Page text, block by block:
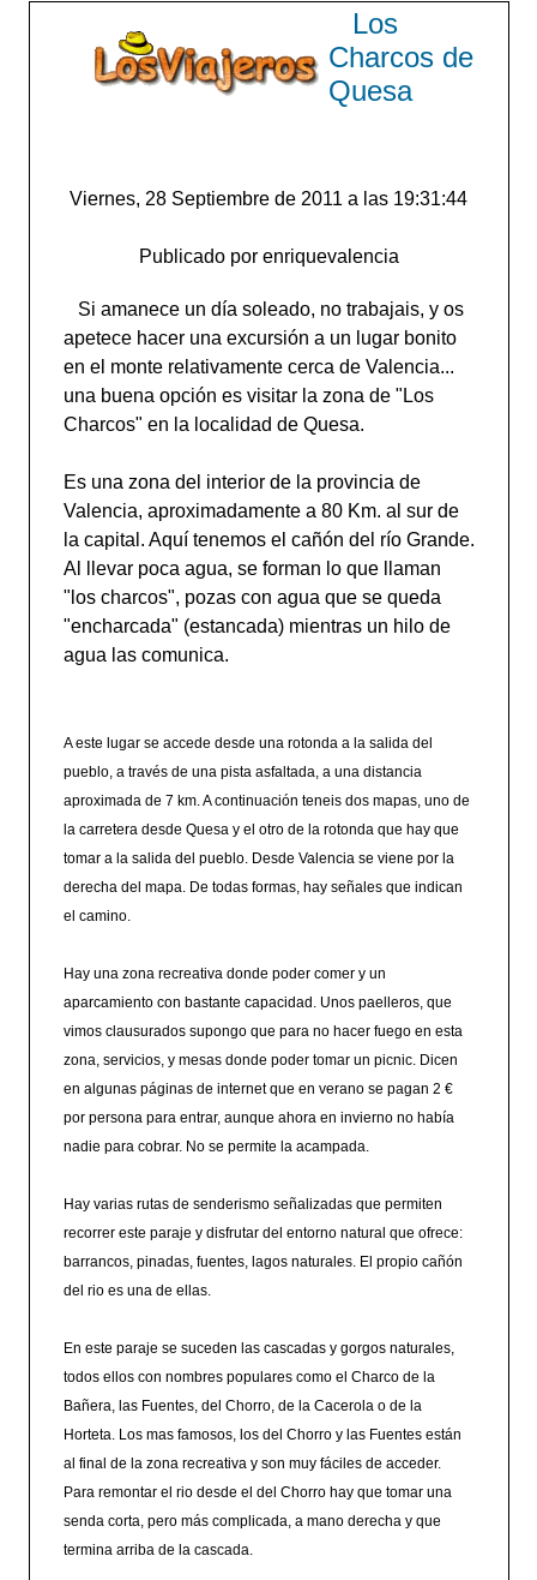
Los
Charcos de
Quesa
Viernes, 28 Septiembre de 2011 a las 19:31:44
Publicado por enriquevalencia
Si amanece un día soleado, no trabajais, y os
apetece hacer una excursión a un lugar bonito
en el monte relativamente cerca de Valencia...
una buena opción es visitar la zona de "Los
Charcos" en la localidad de Quesa.
Es una zona del interior de la provincia de
Valencia, aproximadamente a 80 Km. al sur de
la capital. Aquí tenemos el cañón del río Grande.
Al llevar poca agua, se forman lo que llaman
"los charcos", pozas con agua que se queda
"encharcada" (estancada) mientras un hilo de
agua las comunica.
A este lugar se accede desde una rotonda a la salida del
pueblo, a través de una pista asfaltada, a una distancia
aproximada de 7 km. A continuación teneis dos mapas, uno de
la carretera desde Quesa y el otro de la rotonda que hay que
tomar a la salida del pueblo. Desde Valencia se viene por la
derecha del mapa. De todas formas, hay señales que indican
el camino.
Hay una zona recreativa donde poder comer y un
aparcamiento con bastante capacidad. Unos paelleros, que
vimos clausurados supongo que para no hacer fuego en esta
zona, servicios, y mesas donde poder tomar un picnic. Dicen
en algunas páginas de internet que en verano se pagan 2 €
por persona para entrar, aunque ahora en invierno no había
nadie para cobrar. No se permite la acampada.
Hay varias rutas de senderismo señalizadas que permiten
recorrer este paraje y disfrutar del entorno natural que ofrece:
barrancos, pinadas, fuentes, lagos naturales. El propio cañón
del rio es una de ellas.
En este paraje se suceden las cascadas y gorgos naturales,
todos ellos con nombres populares como el Charco de la
Bañera, las Fuentes, del Chorro, de la Cacerola o de la
Horteta. Los mas famosos, los del Chorro y las Fuentes están
al final de la zona recreativa y son muy fáciles de acceder.
Para remontar el rio desde el del Chorro hay que tomar una
senda corta, pero más complicada, a mano derecha y que
termina arriba de la cascada.